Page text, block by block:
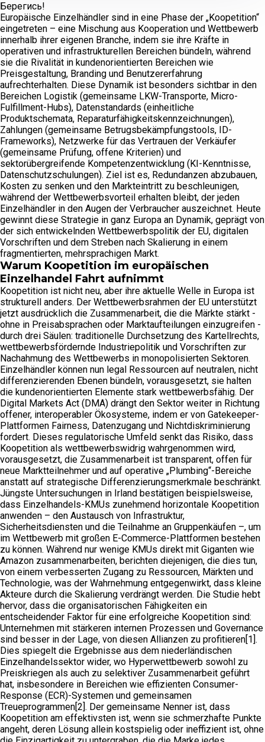
Берегись!
Europäische Einzelhändler sind in eine Phase der „Koopetition“
eingetreten – eine Mischung aus Kooperation und Wettbewerb
innerhalb ihrer eigenen Branche, indem sie ihre Kräfte in
operativen und infrastrukturellen Bereichen bündeln, während
sie die Rivalität in kundenorientierten Bereichen wie
Preisgestaltung, Branding und Benutzererfahrung
aufrechterhalten. Diese Dynamik ist besonders sichtbar in den
Bereichen Logistik (gemeinsame LKW-Transporte, Micro-
Fulfillment-Hubs), Datenstandards (einheitliche
Produktschemata, Reparaturfähigkeitskennzeichnungen),
Zahlungen (gemeinsame Betrugsbekämpfungstools, ID-
Frameworks), Netzwerke für das Vertrauen der Verkäufer
(gemeinsame Prüfung, offene Kriterien) und
sektorübergreifende Kompetenzentwicklung (KI-Kenntnisse,
Datenschutzschulungen). Ziel ist es, Redundanzen abzubauen,
Kosten zu senken und den Markteintritt zu beschleunigen,
während der Wettbewerbsvorteil erhalten bleibt, der jeden
Einzelhändler in den Augen der Verbraucher auszeichnet. Heute
gewinnt diese Strategie in ganz Europa an Dynamik, geprägt von
der sich entwickelnden Wettbewerbspolitik der EU, digitalen
Vorschriften und dem Streben nach Skalierung in einem
fragmentierten, mehrsprachigen Markt.
Warum Koopetition im europäischen
Einzelhandel Fahrt aufnimmt
Koopetition ist nicht neu, aber ihre aktuelle Welle in Europa ist
strukturell anders. Der Wettbewerbsrahmen der EU unterstützt
jetzt ausdrücklich die Zusammenarbeit, die die Märkte stärkt -
ohne in Preisabsprachen oder Marktaufteilungen einzugreifen -
durch drei Säulen: traditionelle Durchsetzung des Kartellrechts,
wettbewerbsfördernde Industriepolitik und Vorschriften zur
Nachahmung des Wettbewerbs in monopolisierten Sektoren.
Einzelhändler können nun legal Ressourcen auf neutralen, nicht
differenzierenden Ebenen bündeln, vorausgesetzt, sie halten
die kundenorientierten Elemente stark wettbewerbsfähig. Der
Digital Markets Act (DMA) drängt den Sektor weiter in Richtung
offener, interoperabler Ökosysteme, indem er von Gatekeeper-
Plattformen Fairness, Datenzugang und Nichtdiskriminierung
fordert. Dieses regulatorische Umfeld senkt das Risiko, dass
Koopetition als wettbewerbswidrig wahrgenommen wird,
vorausgesetzt, die Zusammenarbeit ist transparent, offen für
neue Marktteilnehmer und auf operative „Plumbing“-Bereiche
anstatt auf strategische Differenzierungsmerkmale beschränkt.
Jüngste Untersuchungen in Irland bestätigen beispielsweise,
dass Einzelhandels-KMUs zunehmend horizontale Koopetition
anwenden – den Austausch von Infrastruktur,
Sicherheitsdiensten und die Teilnahme an Gruppenkäufen –, um
im Wettbewerb mit großen E-Commerce-Plattformen bestehen
zu können. Während nur wenige KMUs direkt mit Giganten wie
Amazon zusammenarbeiten, berichten diejenigen, die dies tun,
von einem verbesserten Zugang zu Ressourcen, Märkten und
Technologie, was der Wahrnehmung entgegenwirkt, dass kleine
Akteure durch die Skalierung verdrängt werden. Die Studie hebt
hervor, dass die organisatorischen Fähigkeiten ein
entscheidender Faktor für eine erfolgreiche Koopetition sind:
Unternehmen mit stärkeren internen Prozessen und Governance
sind besser in der Lage, von diesen Allianzen zu profitieren[1].
Dies spiegelt die Ergebnisse aus dem niederländischen
Einzelhandelssektor wider, wo Hyperwettbewerb sowohl zu
Preiskriegen als auch zu selektiver Zusammenarbeit geführt
hat, insbesondere in Bereichen wie effizienten Consumer-
Response (ECR)-Systemen und gemeinsamen
Treueprogrammen[2]. Der gemeinsame Nenner ist, dass
Koopetition am effektivsten ist, wenn sie schmerzhafte Punkte
angeht, deren Lösung allein kostspielig oder ineffizient ist, ohne